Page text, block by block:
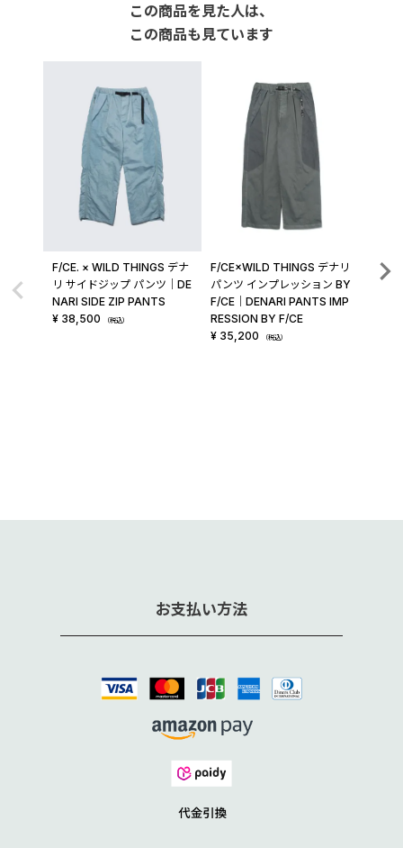
この商品を見た人は、
この商品も見ています
F/CE. × WILD THINGS デナ
リ サイドジップ パンツ│DE
NARI SIDE ZIP PANTS
¥ 38,500 （税込）
F/CE×WILD THINGS デナリ
パンツ インプレッション BY
F/CE│DENARI PANTS IMP
RESSION BY F/CE
¥ 35,200 （税込）
S
お支払い方法